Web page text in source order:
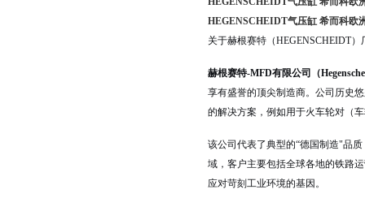
HEGENSCHEIDT气压缸 希而科欧
关于赫根赛特（HEGENSCHEIDT）
赫根赛特-MFD有限公司（
享有盛誉的顶尖制造商。公司历史
的解决方案，例如用于火车轮对（
该公司代表了典型的“德国制造"品质
域，客户主要包括全球各地的铁路
应对苛刻工业环境的基因。